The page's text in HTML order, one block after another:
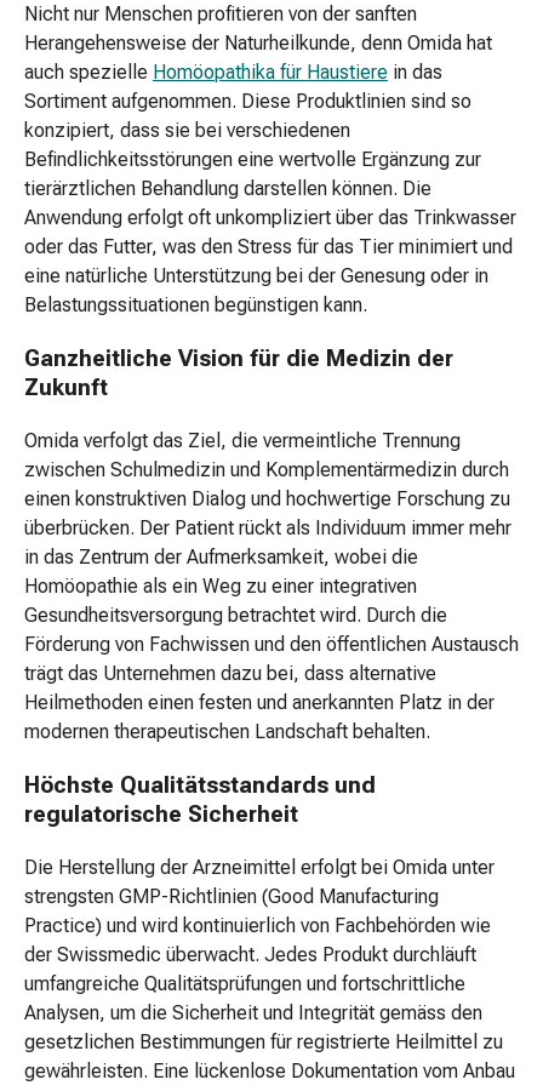
Bartpflege
Haarentfernung
Pinzette
Haarschneider
Rasierschaum
&
-
creme
Rasierer
Sexualität
Kondom
Gleitgel
Après-
Soleil
Selbstbräuner
Sonnencreme
&
-
spray
Massage
&
Sauna
Alternativtherapie
Massageaccessoire
Massageprodukte
Aromakosmetik
Zahnpflege
Elektrische
Zahnbürste
Munddusche
&
Kombigerät
Mundpflege
Nicht nur Menschen profitieren von der sanften
Herangehensweise der Naturheilkunde, denn Omida hat
auch spezielle Homöopathika für Haustiere in das
Sortiment aufgenommen. Diese Produktlinien sind so
konzipiert, dass sie bei verschiedenen
Befindlichkeitsstörungen eine wertvolle Ergänzung zur
tierärztlichen Behandlung darstellen können. Die
Anwendung erfolgt oft unkompliziert über das Trinkwasser
oder das Futter, was den Stress für das Tier minimiert und
eine natürliche Unterstützung bei der Genesung oder in
Belastungssituationen begünstigen kann.
Ganzheitliche Vision für die Medizin der
Zukunft
Omida verfolgt das Ziel, die vermeintliche Trennung
zwischen Schulmedizin und Komplementärmedizin durch
einen konstruktiven Dialog und hochwertige Forschung zu
überbrücken. Der Patient rückt als Individuum immer mehr
in das Zentrum der Aufmerksamkeit, wobei die
Homöopathie als ein Weg zu einer integrativen
Gesundheitsversorgung betrachtet wird. Durch die
Förderung von Fachwissen und den öffentlichen Austausch
trägt das Unternehmen dazu bei, dass alternative
Heilmethoden einen festen und anerkannten Platz in der
modernen therapeutischen Landschaft behalten.
Höchste Qualitätsstandards und
regulatorische Sicherheit
Die Herstellung der Arzneimittel erfolgt bei Omida unter
strengsten GMP-Richtlinien (Good Manufacturing
Practice) und wird kontinuierlich von Fachbehörden wie
der Swissmedic überwacht. Jedes Produkt durchläuft
umfangreiche Qualitätsprüfungen und fortschrittliche
Analysen, um die Sicherheit und Integrität gemäss den
gesetzlichen Bestimmungen für registrierte Heilmittel zu
gewährleisten. Eine lückenlose Dokumentation vom Anbau